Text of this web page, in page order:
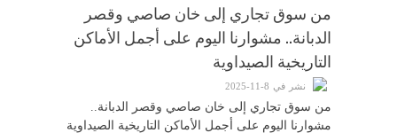
من سوق تجاري إلى خان صاصي وقصر
الدبانة.. مشوارنا اليوم على أجمل الأماكن
التاريخية الصيداوية
نشر في 8-11-2025
من سوق تجاري إلى خان صاصي وقصر الدبانة..
مشوارنا اليوم على أجمل الأماكن التاريخية الصيداوية